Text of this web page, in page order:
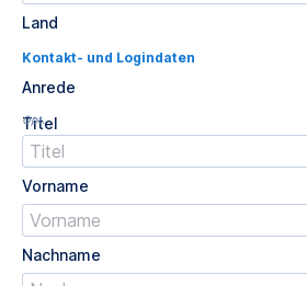
Land
Kontakt- und Logindaten
Anrede
Titel
Opt.
Vorname
Nachname